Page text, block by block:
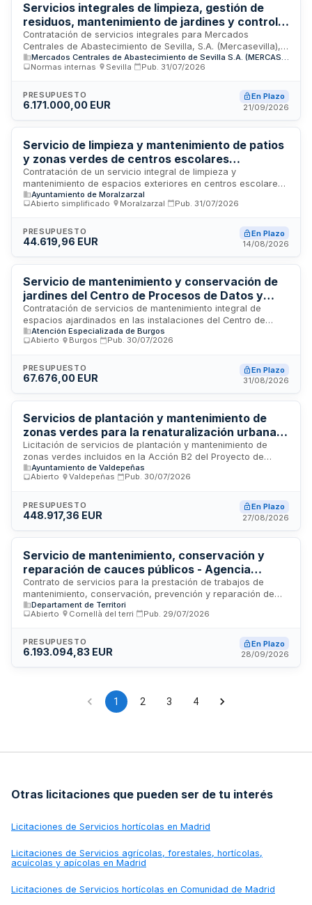
Servicios integrales de limpieza, gestión de
residuos, mantenimiento de jardines y control
de plagas en Mercados Centrales de
Abastecimiento de Sevilla
Contratación de servicios integrales para Mercados
Centrales de Abastecimiento de Sevilla, S.A. (Mercasevilla),
que incluye limpieza de instalaciones interiores y exteriores,
recogida y gestión de residuos con transporte a gestores
jardines, y servicios de desinsectación, desratización y
desinfección. El contrato se ejecutará en el ámbito territorial
frigoríficas, espacios comunes, zona comercial,
aparcamientos, viales y oficinas de la unidad alimentaria.
Mercados Centrales de Abastecimiento de Sevilla S.A. (MERCASEVILLA S.A.)
Normas internas
Sevilla Pub. 31/07/2026
PRESUPUESTO
6.171.000,00 EUR
En Plazo
21/09/2026
Servicio de limpieza y mantenimiento de patios
y zonas verdes de centros escolares
municipales
Contratación de un servicio integral de limpieza y
mantenimiento de espacios exteriores en centros escolares
municipales. El servicio comprende retírada de residuos,
recogida de hojas, desbroce, mantenimiento ordinario de
restos vegetales a instalaciones autorizadas. La prestación
principal es el mantenimiento de jardinería y espacios
funcionalmente vinculada. Se trata de un contrato
administrativo de servicios adjudicado mediante
procedimiento abierto simplificado abreviado.
Ayuntamiento de Moralzarzal
Abierto simplificado
Moralzarzal Pub. 31/07/2026
PRESUPUESTO
44.619,96 EUR
En Plazo
14/08/2026
Servicio de mantenimiento y conservación de
jardines del Centro de Procesos de Datos y
Hospital de Burgos
Contratación de servicios de mantenimiento integral de
espacios ajardinados en las instalaciones del Centro de
Procesos de Datos y Hospital de Burgos. El contrato
contempla prestaciones consistentes en el desarrollo de
a lo establecido en la Ley de Contratos del Sector Público,
mediante procedimiento abierto. El presupuesto y plazo de
prestación, se detallan en el Cuadro de Características y
Pliego de Prescripciones Técnicas anexos.
Atención Especializada de Burgos
Abierto
Burgos Pub. 30/07/2026
PRESUPUESTO
67.676,00 EUR
En Plazo
31/08/2026
Servicios de plantación y mantenimiento de
zonas verdes para la renaturalización urbana
de Valdepeñas
Licitación de servicios de plantación y mantenimiento de
zonas verdes incluidos en la Acción B2 del Proyecto de
Renaturalización Urbana de Valdepeñas. Los servicios
comprenden la adquisición de material vegetal, abonos y
terreno, y personal para ejecutar plantaciones, riegos,
podas y control de plagas. El proyecto cuenta con
través de la Fundación Biodiversidad del Ministerio para la
Transición Ecológica, con objetivos de aumentar
biodiversidad nativa, adaptar y mitigar cambio climático, y
mejorar conectividad ecológica municipal.
Ayuntamiento de Valdepeñas
Abierto
Valdepeñas Pub. 30/07/2026
PRESUPUESTO
448.917,36 EUR
En Plazo
27/08/2026
Servicio de mantenimiento, conservación y
reparación de cauces públicos - Agencia
Catalana del Agua
Contrato de servicios para la prestación de trabajos de
mantenimiento, conservación, prevención y reparación de
cauces públicos en tramos urbanos y no urbanos, incluyendo
retirada de vegetación con mal comportamiento hidráulico,
trabajos de restauración ambiental. El contrato, licitado por
la Agencia Catalana del Agua, tiene como finalidad mantener
carácter reiterado y funcional, con seguimiento técnico y
consolidación posterior de las intervenciones.
Departament de Territori
Abierto
Cornellà del terri Pub. 29/07/2026
PRESUPUESTO
6.193.094,83 EUR
En Plazo
28/09/2026
1 2 3 4
Otras licitaciones que pueden ser de tu interés
Licitaciones de Servicios hortícolas en Madrid
Licitaciones de Servicios agrícolas, forestales, hortícolas,
acuícolas y apícolas en Madrid
Licitaciones de Servicios hortícolas en Comunidad de Madrid